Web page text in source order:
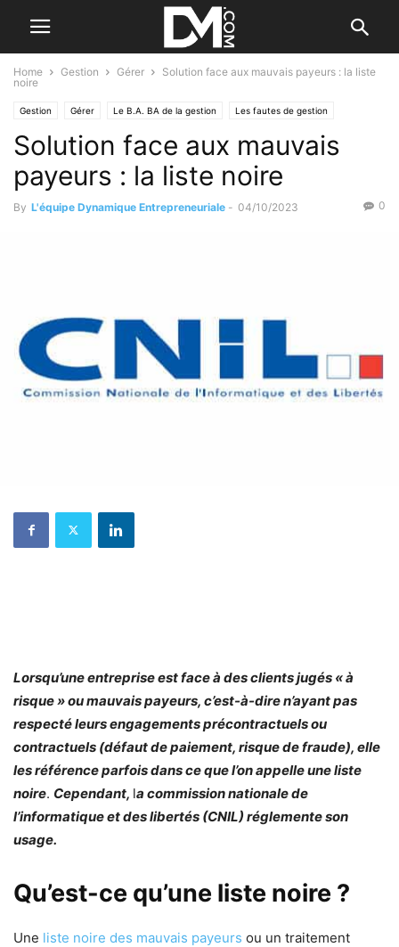
Home Gestion Gérer
Solution face aux mauvais payeurs : la liste
noire
Gestion Gérer Le B.A. BA de la gestion Les fautes de gestion
Solution face aux mauvais
payeurs : la liste noire
By L'équipe Dynamique Entrepreneuriale - 04/10/2023 0
Lorsqu’une entreprise est face à des clients jugés « à
risque » ou mauvais payeurs, c’est-à-dire n’ayant pas
respecté leurs engagements précontractuels ou
contractuels (défaut de paiement, risque de fraude), elle
les référence parfois dans ce que l’on appelle une liste
noire. Cependant, la commission nationale de
l’informatique et des libertés (CNIL) réglemente son
usage.
Qu’est-ce qu’une liste noire ?
Une liste noire des mauvais payeurs ou un traitement